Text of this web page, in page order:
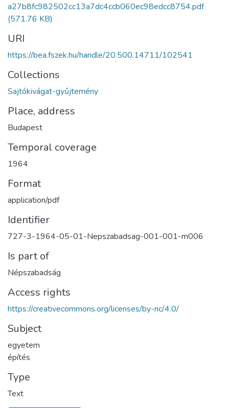
a27b8fc982502cc13a7dc4ccb060ec98edcc8754.pdf
(571.76 KB)
URI
https://bea.fszek.hu/handle/20.500.14711/102541
Collections
Sajtókivágat-gyűjtemény
Place, address
Budapest
Temporal coverage
1964
Format
application/pdf
Identifier
727-3-1964-05-01-Nepszabadsag-001-001-m006
Is part of
Népszabadság
Access rights
https://creativecommons.org/licenses/by-nc/4.0/
Subject
egyetem
építés
Type
Text